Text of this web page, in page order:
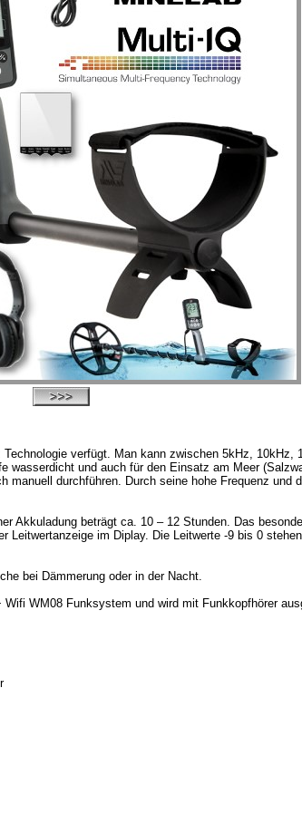
verfügt. Man kann zwischen 5kHz,
und auch für den Einsatz am Meer
durchführen. Durch seine hohe Frequenz
Akkuladung beträgt ca. 10 – 12 Stunden. Das
im Diplay. Die Leitwerte -9 bis 0
bei Dämmerung oder in der Nacht.
WM08 Funksystem und wird mit Funkkopfhörer